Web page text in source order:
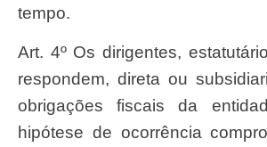
tempo.
Art. 4º Os dirigentes, estatutários ou não, não
respondem, direta ou
obrigações fiscais da
hipótese de ocorrência